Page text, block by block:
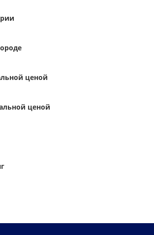
ценой
ценой